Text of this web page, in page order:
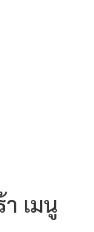
เมนู